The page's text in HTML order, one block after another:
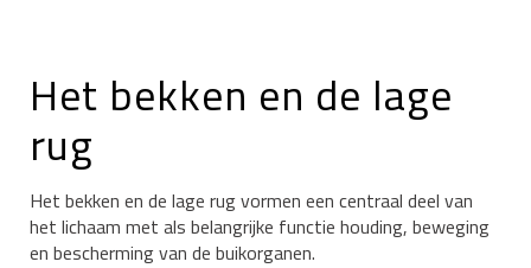
Het bekken en de lage
rug
Het bekken en de lage rug vormen een centraal deel van
het lichaam met als belangrijke functie houding, beweging
en bescherming van de buikorganen.